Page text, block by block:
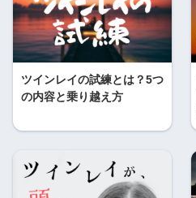
ツインレイの試練とは？5つ
の内容と乗り越え方